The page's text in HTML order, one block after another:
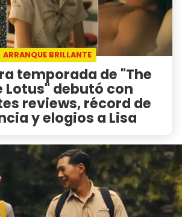
ARRANQUE BRILLANTE
temporada de "The
Lotus" debutó con
reviews, récord de
y elogios a Lisa